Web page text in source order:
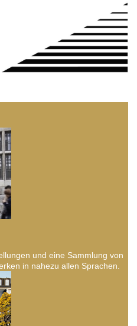
und eine Sammlung von
in nahezu allen Sprachen.